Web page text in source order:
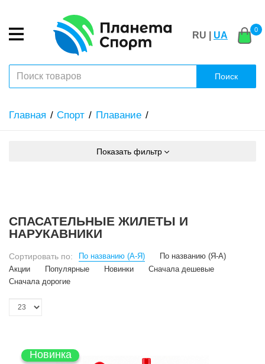
RU | UA
0
Поиск
Главная Спорт Плавание
Показать фильтр
СПАСАТЕЛЬНЫЕ ЖИЛЕТЫ И
НАРУКАВНИКИ
Сортировать по: По названию (А-Я)
По названию (Я-А)
Акции
Популярные Новинки
Сначала дешевые
Сначала дорогие
Новинка